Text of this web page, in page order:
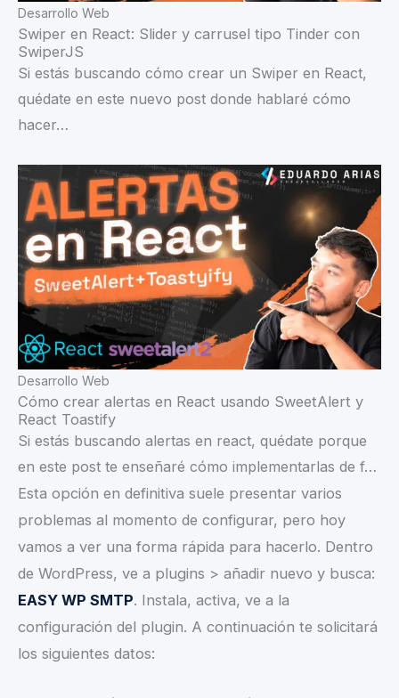
Desarrollo Web
Swiper en React: Slider y carrusel tipo Tinder con
SwiperJS
Si estás buscando cómo crear un Swiper en React,
quédate en este nuevo post donde hablaré cómo
hacer…
Desarrollo Web
Cómo crear alertas en React usando SweetAlert y
React Toastify
Si estás buscando alertas en react, quédate porque
en este post te enseñaré cómo implementarlas de f…
Esta opción en definitiva suele presentar varios
problemas al momento de configurar, pero hoy
vamos a ver una forma rápida para hacerlo. Dentro
de WordPress, ve a plugins > añadir nuevo y busca:
EASY WP SMTP. Instala, activa, ve a la
configuración del plugin. A continuación te solicitará
los siguientes datos: